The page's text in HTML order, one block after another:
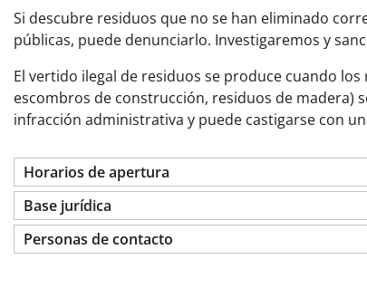
Si descubre residuos que no se han eliminado
públicas, puede denunciarlo. Investigaremos y
El vertido ilegal de residuos se produce cuando
escombros de construcción, residuos de madera)
infracción administrativa y puede castigarse con
Horarios de apertura
Base jurídica
Personas de contacto